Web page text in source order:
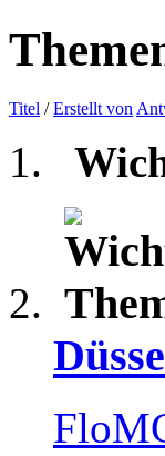
Titel /Erstellt von